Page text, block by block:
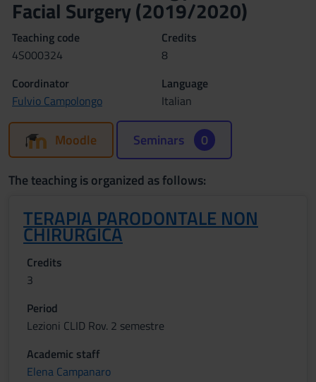
Facial Surgery (2019/2020)
Teaching code
4S000324
Credits
8
Coordinator
Fulvio Campolongo
Language
Italian
Moodle Seminars 0
The teaching is organized as follows:
TERAPIA PARODONTALE NON
CHIRURGICA
Credits
3
Period
Lezioni CLID Rov. 2 semestre
Academic staff
Elena Campanaro